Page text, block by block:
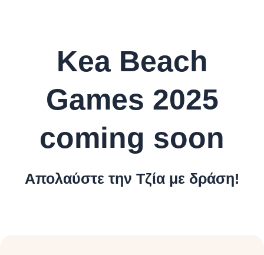
Kea Beach
Games 2025
coming soon
Απολαύστε την Τζία με δράση!